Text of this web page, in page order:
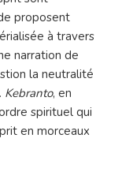
proposent
à travers
narration de
la neutralité
Kebranto, en
spirituel qui
en morceaux